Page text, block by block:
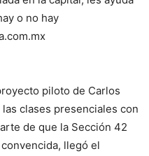
o no hay
piloto de Carlos
clases presenciales con
de que la Sección 42
llegó el